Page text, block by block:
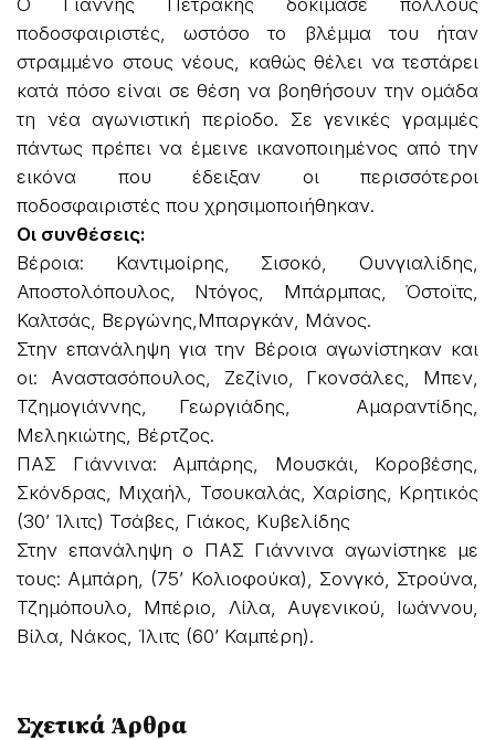
Ο Γιάννης Πετράκης δοκίμασε πολλούς
ποδοσφαιριστές, ωστόσο το βλέμμα του ήταν
στραμμένο στους νέους, καθώς θέλει να τεστάρει
κατά πόσο είναι σε θέση να βοηθήσουν την ομάδα
τη νέα αγωνιστική περίοδο. Σε γενικές γραμμές
πάντως πρέπει να έμεινε ικανοποιημένος από την
εικόνα που έδειξαν οι περισσότεροι
ποδοσφαιριστές που χρησιμοποιήθηκαν.
Οι συνθέσεις:
Βέροια: Καντιμοίρης, Σισοκό, Ουνγιαλίδης,
Αποστολόπουλος, Ντόγος, Μπάρμπας, Όστοϊτς,
Καλτσάς, Βεργώνης,Μπαργκάν, Μάνος.
Στην επανάληψη για την Βέροια αγωνίστηκαν και
οι: Αναστασόπουλος, Ζεζίνιο, Γκονσάλες, Μπεν,
Τζημογιάννης, Γεωργιάδης, Αμαραντίδης,
Μεληκιώτης, Βέρτζος.
ΠΑΣ Γιάννινα: Αμπάρης, Μουσκάι, Κοροβέσης,
Σκόνδρας, Μιχαήλ, Τσουκαλάς, Χαρίσης, Κρητικός
(30’ Ίλιτς) Τσάβες, Γιάκος, Κυβελίδης
Στην επανάληψη ο ΠΑΣ Γιάννινα αγωνίστηκε με
τους: Αμπάρη, (75’ Κολιοφούκα), Σονγκό, Στρούνα,
Τζημόπουλο, Μπέριο, Λίλα, Αυγενικού, Ιωάννου,
Βίλα, Νάκος, Ίλιτς (60’ Καμπέρη).
Σχετικά Άρθρα